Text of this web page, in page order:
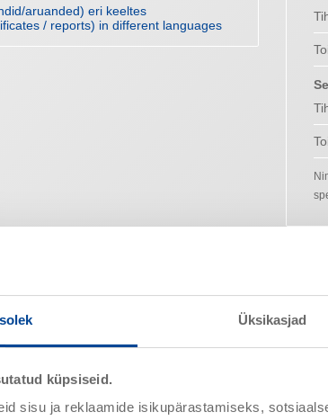
Üksikasjad
küpsiseid.
sisu ja reklaamide isikupärastamiseks,
aruanded) eri keeltes
/ reports) in different languages
/ Rakenduse näited